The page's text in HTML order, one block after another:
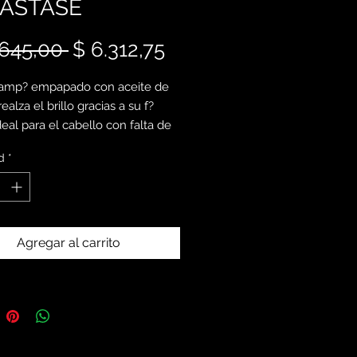
Precio
$ 6.312,75Precio
oferta
empapado con aceite de
el brillo gracias a su f?
para el cabello con falta de
aceite capilar que potencia el
un fragancia y protecci?n
frizz de larga duraci?n.
*
Agregar al carrito